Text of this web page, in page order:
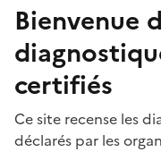
Bienvenue
certifiés
Ce site recense les
déclarés par les